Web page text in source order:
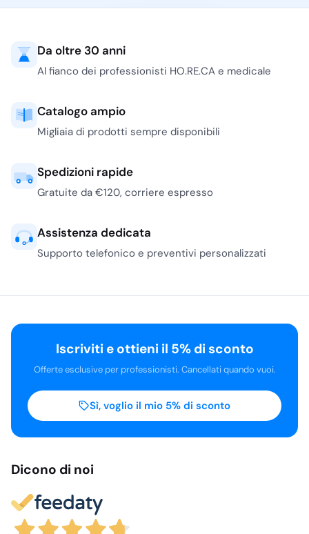
Da oltre 30 anni
Al fianco dei professionisti HO.RE.CA e medicale
Catalogo ampio
Migliaia di prodotti sempre disponibili
Spedizioni rapide
Gratuite da €120, corriere espresso
Assistenza dedicata
Supporto telefonico e preventivi personalizzati
Dicono di noi
Iscriviti e ottieni il 5% di sconto
Offerte esclusive per professionisti. Cancellati quando vuoi.
Sì, voglio il mio 5% di sconto